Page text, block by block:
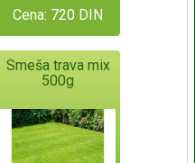
Cena: 720 DIN
Smeša trava mix
500g